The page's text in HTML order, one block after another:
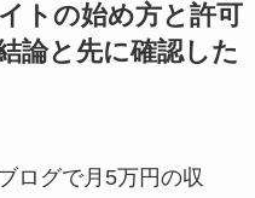
トの始め方と許可
論と先に確認した
ログで月5万円の収